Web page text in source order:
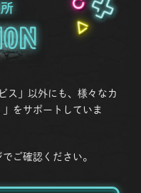
ス」以外にも、様々なカ
をサポートしていま
ご確認ください。